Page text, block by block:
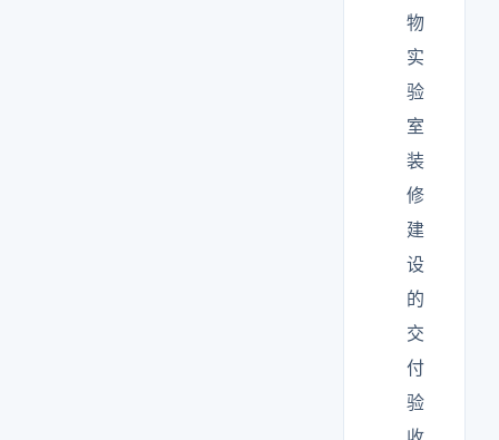
物
实
验
室
装
修
建
设
的
交
付
验